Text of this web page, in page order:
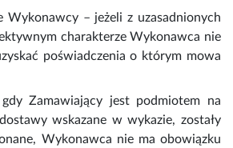
Wykonawcy – jeżeli z uzasadnionych
charakterze Wykonawca nie
poświadczenia o którym mowa
Zamawiający jest podmiotem na
wskazane w wykazie, zostały
Wykonawca nie ma obowiązku